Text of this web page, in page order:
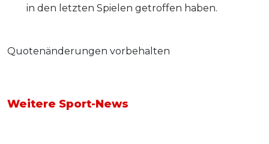
in den letzten Spielen getroffen haben.
Quotenänderungen vorbehalten
Weitere Sport-News